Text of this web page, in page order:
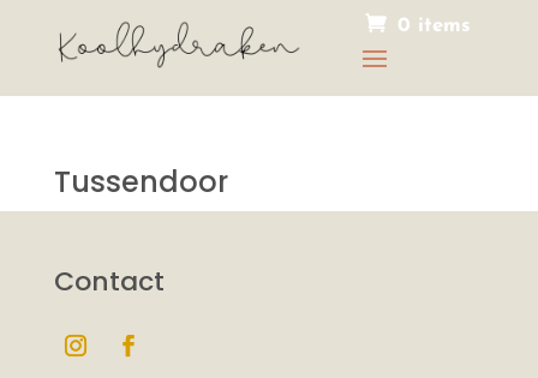
0 items
Tussendoor
Contact